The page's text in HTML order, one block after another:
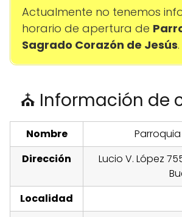
Actualmente no tenemos
horario de apertura de
Sagrado Corazón de Jesús.
⛪ Información de
Nombre
Dirección
Lucio V. López
Localidad